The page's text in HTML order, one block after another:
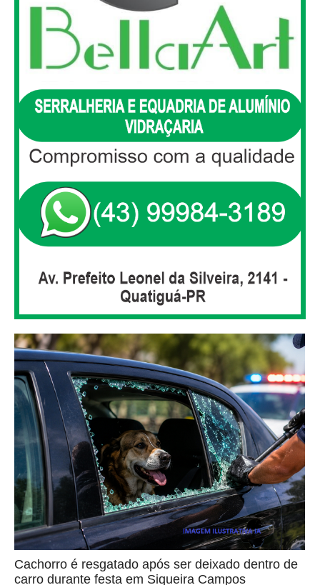
Cachorro é resgatado após ser deixado dentro de
carro durante festa em Siqueira Campos